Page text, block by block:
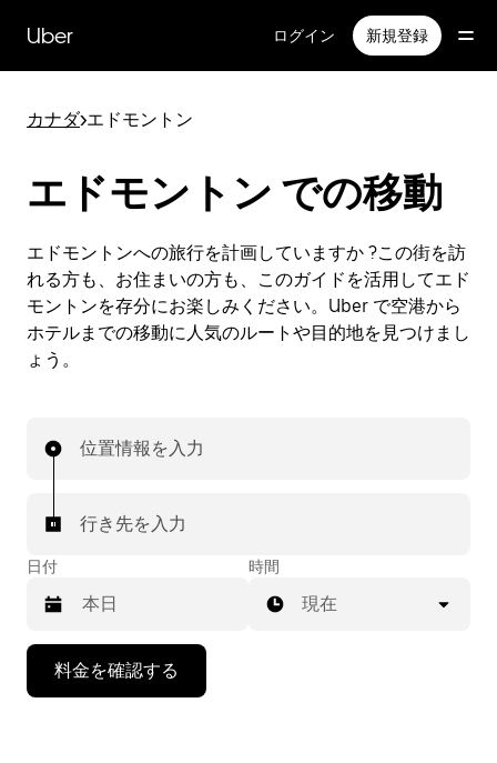
Uber ログイン 新規登録
カナダ>エドモントン
エドモントン での移動
エドモントンへの旅行を計画していますか ?この街を訪
れる方も、お住まいの方も、このガイドを活用してエド
モントンを存分にお楽しみください。Uber で空港から
ホテルまでの移動に人気のルートや目的地を見つけまし
ょう。
位置情報を入力
行き先を入力
日付 時間
現在
料金を確認する